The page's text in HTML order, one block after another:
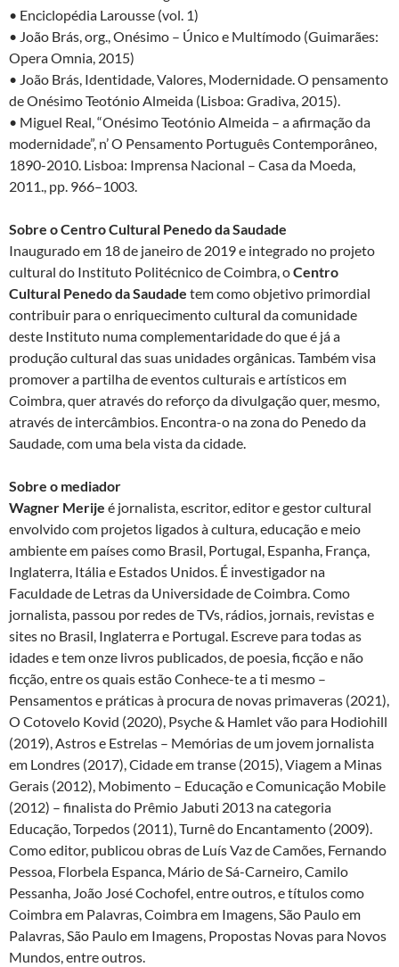
• Enciclopédia Larousse (vol. 1)
• João Brás, org., Onésimo – Único e Multímodo (Guimarães:
Opera Omnia, 2015)
• João Brás, Identidade, Valores, Modernidade. O pensamento
de Onésimo Teotónio Almeida (Lisboa: Gradiva, 2015).
• Miguel Real, “Onésimo Teotónio Almeida – a afirmação da
modernidade”, n’ O Pensamento Português Contemporâneo,
1890-2010. Lisboa: Imprensa Nacional – Casa da Moeda,
2011., pp. 966–1003.
Sobre o Centro Cultural Penedo da Saudade
Inaugurado em 18 de janeiro de 2019 e integrado no projeto
cultural do Instituto Politécnico de Coimbra, oCentro
Cultural Penedo da Saudade tem como objetivo primordial
contribuir para o enriquecimento cultural da comunidade
deste Instituto numa complementaridade do que é já a
produção cultural das suas unidades orgânicas. Também visa
promover a partilha de eventos culturais e artísticos em
Coimbra, quer através do reforço da divulgação quer, mesmo,
através de intercâmbios. Encontra-o na zona do Penedo da
Saudade, com uma bela vista da cidade.
Sobre o mediador
Wagner Merije é jornalista, escritor, editor e gestor cultural
envolvido com projetos ligados à cultura, educação e meio
ambiente em países como Brasil, Portugal, Espanha, França,
Inglaterra, Itália e Estados Unidos. É investigador na
Faculdade de Letras da Universidade de Coimbra. Como
jornalista, passou por redes de TVs, rádios, jornais, revistas e
sites no Brasil, Inglaterra e Portugal. Escreve para todas as
idades e tem onze livros publicados, de poesia, ficção e não
ficção, entre os quais estão Conhece-te a ti mesmo –
Pensamentos e práticas à procura de novas primaveras (2021),
O Cotovelo Kovid (2020), Psyche & Hamlet vão para Hodiohill
(2019), Astros e Estrelas – Memórias de um jovem jornalista
em Londres (2017), Cidade em transe (2015), Viagem a Minas
Gerais (2012), Mobimento – Educação e Comunicação Mobile
(2012) – finalista do Prêmio Jabuti 2013 na categoria
Educação, Torpedos (2011), Turnê do Encantamento (2009).
Como editor, publicou obras de Luís Vaz de Camões, Fernando
Pessoa, Florbela Espanca, Mário de Sá-Carneiro, Camilo
Pessanha, João José Cochofel, entre outros, e títulos como
Coimbra em Palavras, Coimbra em Imagens, São Paulo em
Palavras, São Paulo em Imagens, Propostas Novas para Novos
Mundos, entre outros.